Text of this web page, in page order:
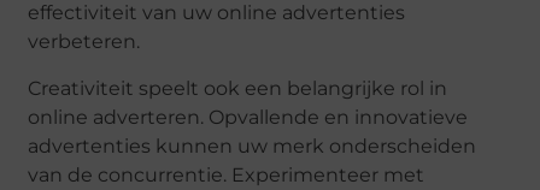
effectiviteit van uw online advertenties
verbeteren.
Creativiteit speelt ook een belangrijke rol in
online adverteren. Opvallende en innovatieve
advertenties kunnen uw merk onderscheiden
van de concurrentie. Experimenteer met